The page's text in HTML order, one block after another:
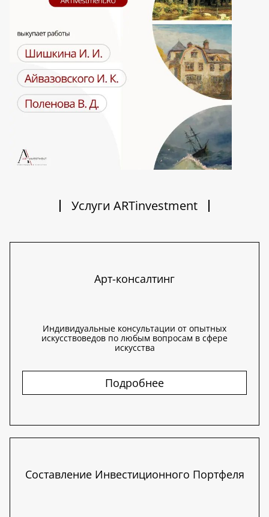
Услуги ARTinvestment
Арт-консалтинг
Индивидуальные консультации от опытных
искусствоведов по любым вопросам в сфере
искусства
Подробнее
Составление Инвестиционного Портфеля